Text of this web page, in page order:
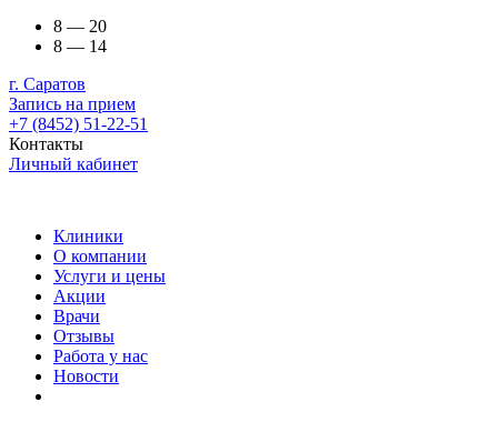
8 — 20
8 — 14
г. Саратов
Запись на прием
+7 (8452) 51-22-51
Контакты
Личный кабинет
Клиники
О компании
Услуги и цены
Акции
Врачи
Отзывы
Работа у нас
Новости